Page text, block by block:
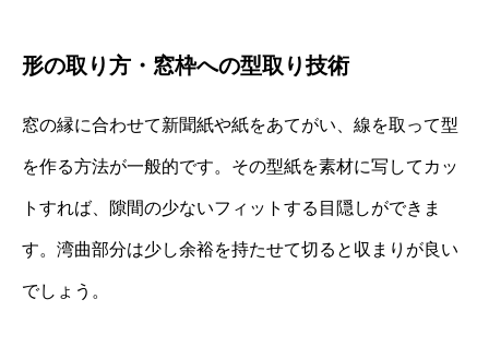
形の取り方・窓枠への型取り技術
窓の縁に合わせて新聞紙や紙をあてがい、線を取って型
を作る方法が一般的です。その型紙を素材に写してカッ
トすれば、隙間の少ないフィットする目隠しができま
す。湾曲部分は少し余裕を持たせて切ると収まりが良い
でしょう。